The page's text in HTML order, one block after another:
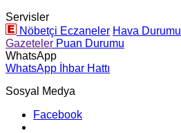
Servisler
Nöbetçi Eczaneler Hava Durumu
Gazeteler Puan Durumu
WhatsApp
WhatsApp İhbar Hattı
Sosyal Medya
Facebook